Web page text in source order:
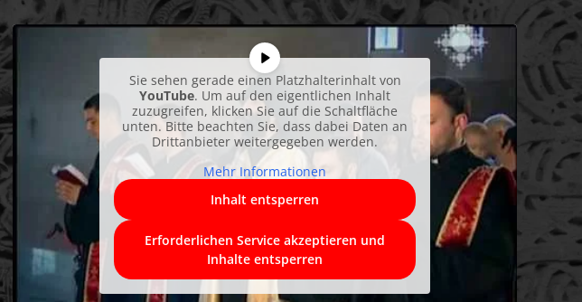
Sie sehen gerade einen Platzhalterinhalt von
YouTube. Um auf den eigentlichen Inhalt
zuzugreifen, klicken Sie auf die Schaltfläche
unten. Bitte beachten Sie, dass dabei Daten an
Drittanbieter weitergegeben werden.
Mehr Informationen
Inhalt entsperren
Erforderlichen Service akzeptieren und
Inhalte entsperren